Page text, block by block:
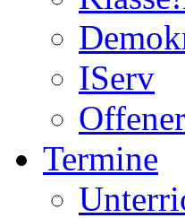
IServ
Termine